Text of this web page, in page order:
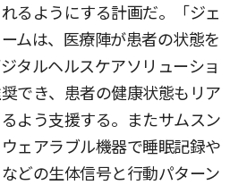
るようにする計画だ。「ジェ
ムは、医療陣が患者の状態を
タルヘルスケアソリューショ
でき、患者の健康状態もリア
よう支援する。またサムスン
ェアラブル機器で睡眠記録や
どの生体信号と行動パターン